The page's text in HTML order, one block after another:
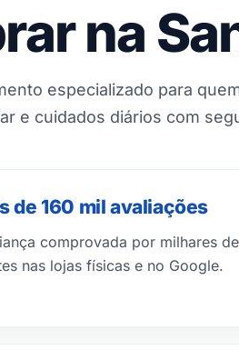
na
especializado para
e cuidados diários com
de 160 mil avaliações
comprovada por milhares de
nas lojas físicas e no Google.